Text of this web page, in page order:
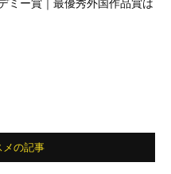
ミー賞｜最優秀外国作品賞は
メの記事